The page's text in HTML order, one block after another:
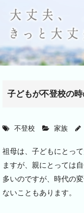
子どもが不登校の
家族
不登校
祖母は、子どもにとっ
ますが、親にとっては
多いのですが、時代の
ないこともあります。